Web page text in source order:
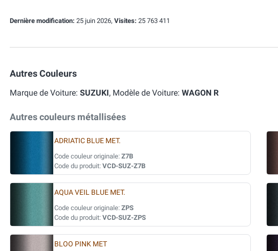
Dernière modification: 25 juin 2026, Visites: 25 763 411
Autres Couleurs
Marque de Voiture: SUZUKI, Modèle de Voiture: WAGON R
Autres couleurs métallisées
ADRIATIC BLUE MET.
Code couleur originale: Z7B
Code du produit: VCD-SUZ-Z7B
AQUA VEIL BLUE MET.
Code couleur originale: ZPS
Code du produit: VCD-SUZ-ZPS
BLOO PINK MET